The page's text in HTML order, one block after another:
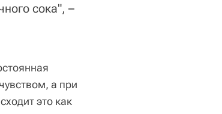
сока", –
а при
это как